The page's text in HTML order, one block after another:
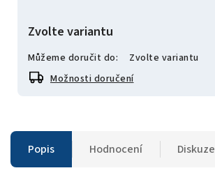
Zvolte variantu
Můžeme doručit do:
Zvolte variantu
Možnosti doručení
Popis Hodnocení Diskuze